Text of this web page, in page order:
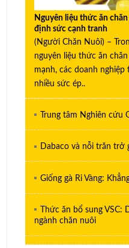
Nguyên liệu thức ăn
định sức cạnh tranh
(Người Chăn Nuôi) –
nguyên liệu thức ăn
mạnh, các doanh
nhiều sức ép..
Trung tâm Nghiên cứu
Dabaco và nỗi trăn trở
Giống gà Ri Vàng:
Thức ăn bổ sung
ngành chăn nuôi